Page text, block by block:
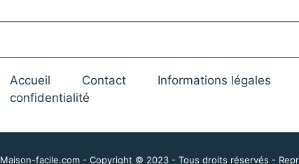
Accueil Contact Informations légales
confidentialité
Maison-facile.com - Copyright © 2023 - Tous droits réservés -